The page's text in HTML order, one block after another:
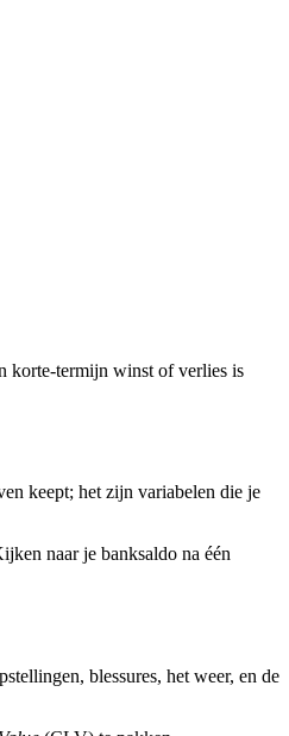
korte-termijn winst of verlies is
keept; het zijn variabelen die je
naar je banksaldo na één
blessures, het weer, en de